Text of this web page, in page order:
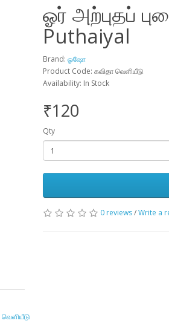
ஓர் அற்புதப்
Puthaiyal
Brand: ஓஷோ
Product Code: கவிதா வெளியீடு
Availability: In Stock
₹120
Qty
0 reviews/Write a
வெளியீடு